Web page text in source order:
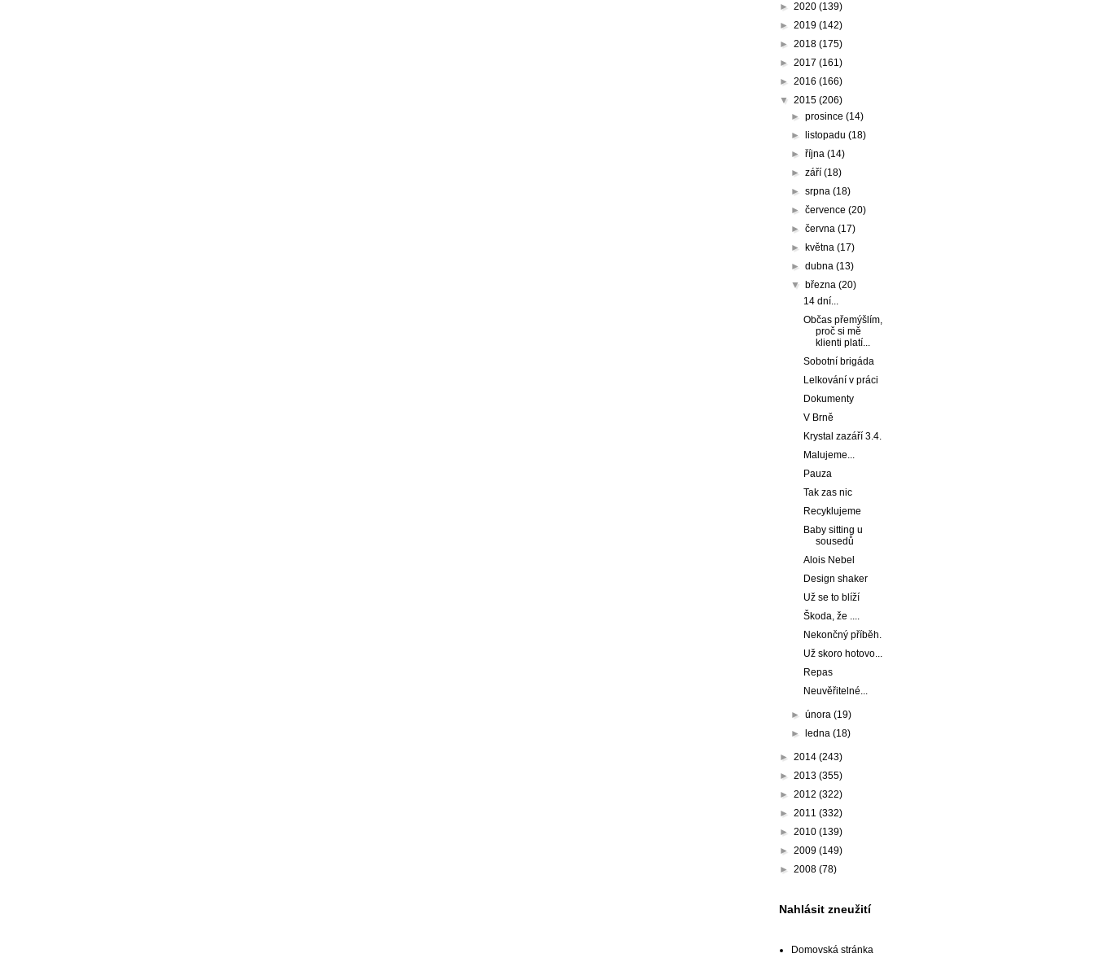
► 2020 (139)
► 2019 (142)
► 2018 (175)
► 2017 (161)
► 2016 (166)
▼ 2015 (206)
►prosince(14)
►
listopadu(18)
►října(14)
►září(18)
►srpna(18)
►července(20)
►června(17)
► května(17)
►dubna(13)
▼ března(20)
14 dní...
Občas přemýšlím,
proč si mě
klienti platí...
Sobotní brigáda
Lelkování v práci
Dokumenty
V Brně
Krystal zazáří 3.4.
Malujeme...
Pauza
Tak zas nic
Recyklujeme
Baby sitting u
sousedů
Alois Nebel
Design shaker
Už se to blíží
Škoda, že ....
Nekončný příběh.
Už skoro hotovo...
Repas
Neuvěřitelné...
►února(19)
►
ledna(18)
► 2014 (243)
► 2013 (355)
► 2012 (322)
► 2011 (332)
► 2010 (139)
► 2009 (149)
► 2008 (78)
Nahlásit zneužití
Domovská stránka